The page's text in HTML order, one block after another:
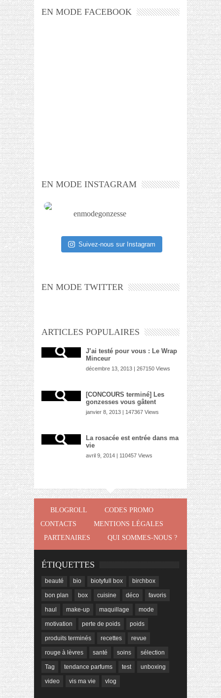
EN MODE FACEBOOK
EN MODE INSTAGRAM
enmodegonzesse
Suivez-nous sur Instagram
EN MODE TWITTER
ARTICLES POPULAIRES
J’ai testé pour vous : Le Wrap
Minceur
décembre 13, 2013 | 267150 Views
[CONCOURS terminé] Les
gonzesses vous gâtent
janvier 8, 2013 | 147367 Views
La rosacée est entrée dans ma
vie
avril 9, 2014 | 110457 Views
BLOGROLL
CODES PROMO
CONTACTS
MENTIONS LÉGALES
PARTENAIRES
QUI SOMMES-NOUS ?
ÉTIQUETTES
beauté bio biotyfull box birchbox
bon plan box cuisine déco favoris
haul make-up maquillage mode
motivation perte de poids poids
produits terminés recettes revue
rouge à lèvres santé soins sélection
Tag tendance parfums test unboxing
video vis ma vie vlog